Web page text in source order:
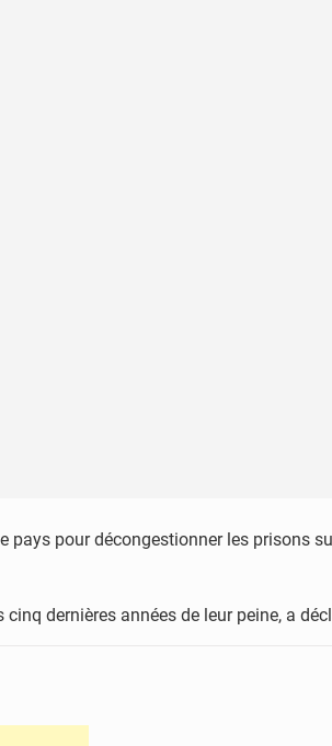
pour décongestionner les prisons
dernières années de leur peine, a